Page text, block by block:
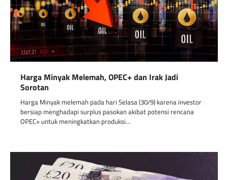
Harga Minyak Melemah, OPEC+ dan Irak Jadi
Sorotan
Harga Minyak melemah pada hari Selasa (30/9) karena investor
bersiap menghadapi surplus pasokan akibat potensi rencana
OPEC+ untuk meningkatkan produksi…